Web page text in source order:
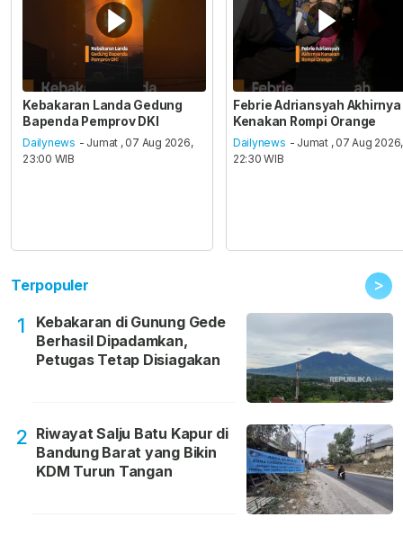
Kebakaran Landa Gedung
Bapenda Pemprov DKI
Dailynews - Jumat , 07 Aug 2026,
23:00 WIB
Febrie Adriansyah Akhirnya
Kenakan Rompi Orange
Dailynews - Jumat , 07 Aug 2026,
22:30 WIB
Terpopuler >
1
Kebakaran di Gunung Gede
Berhasil Dipadamkan,
Petugas Tetap Disiagakan
2 Riwayat Salju Batu Kapur di
Bandung Barat yang Bikin
KDM Turun Tangan